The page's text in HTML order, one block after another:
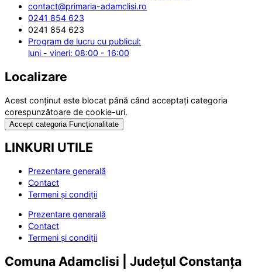
contact@primaria-adamclisi.ro
0241 854 623
0241 854 623
Program de lucru cu publicul:
luni - vineri: 08:00 - 16:00
Localizare
Acest conținut este blocat până când acceptați categoria
corespunzătoare de cookie-uri.
Accept categoria Funcționalitate
LINKURI UTILE
Prezentare generală
Contact
Termeni și condiții
Prezentare generală
Contact
Termeni și condiții
Comuna Adamclisi | Județul Constanța